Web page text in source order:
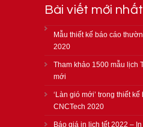
Bài viết mới nhất
Mẫu thiết kế báo cáo
2020
Tham khảo 1500 mẫu lịch
mới
‘Làn gió mới’ trong thiết
CNCTech 2020
Báo giá in lịch tết 2022 –